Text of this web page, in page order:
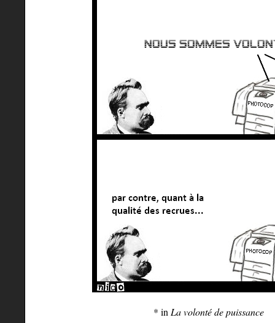
* in La volonté de puissance